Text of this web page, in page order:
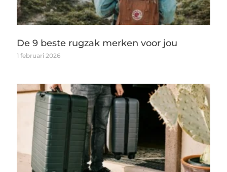
De 9 beste rugzak merken voor jou
1 februari 2026